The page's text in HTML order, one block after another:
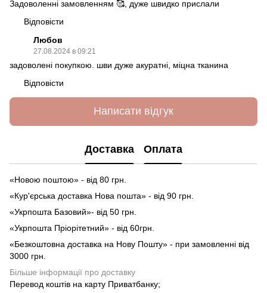
Задоволенні замовленням 🥰, дуже швидко прислали
Відповісти
Любов
27.08.2024 в 09:21
задоволені покупкою. шви дуже акуратні, міцна тканина
Відповісти
Написати відгук
Доставка Оплата
«Новою поштою» - від 80 грн.
«Кур'єрська доставка Нова пошта» - від 90 грн.
«Укрпошта Базовий»- від 50 грн.
«Укрпошта Пріорітетний» - від 60грн.
«Безкоштовна доставка на Нову Пошту» - при замовленні від
3000 грн.
Більше інформації про доставку
Перевод коштів на карту Приватбанку;